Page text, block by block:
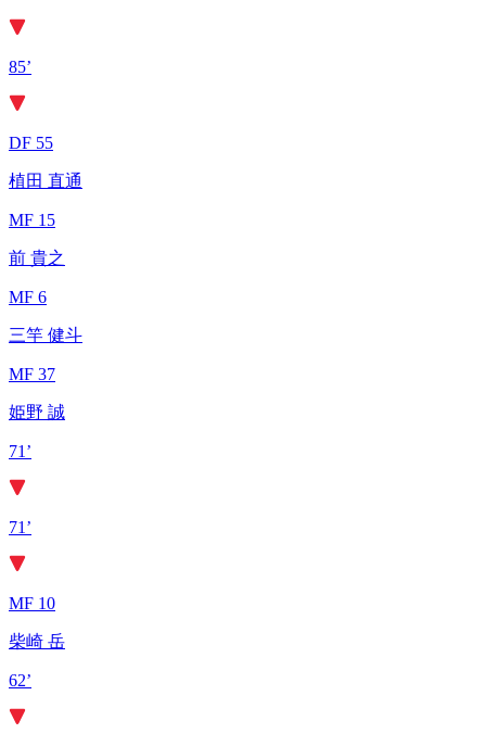
85’
DF 55
植田 直通
MF 15
前 貴之
MF 6
三竿 健斗
MF 37
姫野 誠
71’
71’
MF 10
柴崎 岳
62’